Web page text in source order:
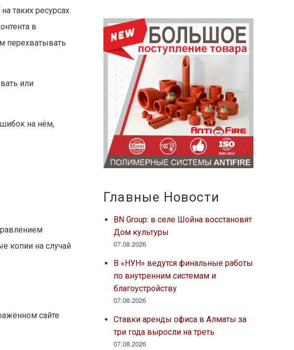
таких ресурсах.
в
перехватывать
или
на нём,
копии на случай
сайте
Главные Новости
BN Group: в селе Шойна восстановят
Дом культуры
07.08.2026
В «НУН» ведутся финальные работы
по внутренним системам и
благоустройству
07.08.2026
Ставки аренды офиса в Алматы за
три года выросли на треть
07.08.2026